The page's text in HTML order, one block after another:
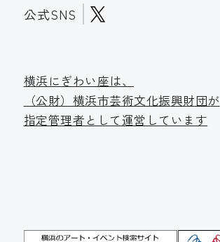
公式SNS
横浜にぎわい座は、
（公財）横浜市芸術文化振興財団が
指定管理者として運営しています